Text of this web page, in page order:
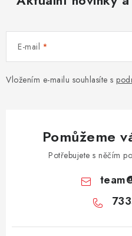
E-mail
Vložením e-mailu souhlasíte s
Pomůžeme
Potřebujete s něčím
team